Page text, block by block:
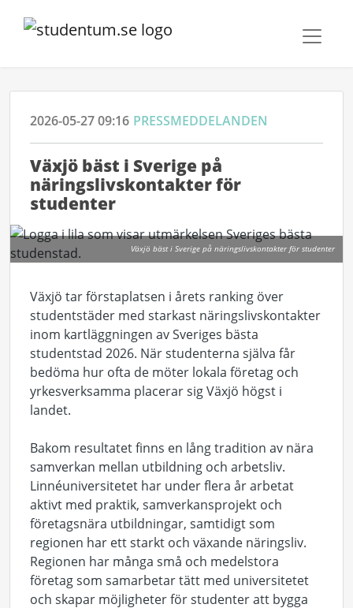
2026-05-27 09:16 PRESSMEDDELANDEN
Växjö bäst i Sverige på
näringslivskontakter för
studenter
Växjö bäst i Sverige på näringslivskontakter för studenter
Växjö tar förstaplatsen i årets ranking över
studentstäder med starkast näringslivskontakter
inom kartläggningen av Sveriges bästa
studentstad 2026. När studenterna själva får
bedöma hur ofta de möter lokala företag och
yrkesverksamma placerar sig Växjö högst i
landet.
Bakom resultatet finns en lång tradition av nära
samverkan mellan utbildning och arbetsliv.
Linnéuniversitetet har under flera år arbetat
aktivt med praktik, samverkansprojekt och
företagsnära utbildningar, samtidigt som
regionen har ett starkt och växande näringsliv.
Regionen har många små och medelstora
företag som samarbetar tätt med universitetet
och skapar möjligheter för studenter att bygga